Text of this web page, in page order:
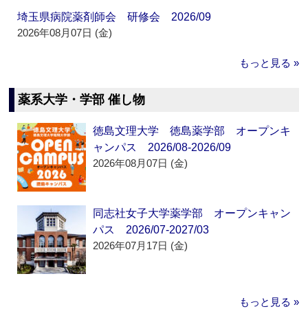
埼玉県病院薬剤師会 研修会 2026/09
2026年08月07日 (金)
もっと見る »
薬系大学・学部 催し物
徳島文理大学 徳島薬学部 オープンキ
ャンパス 2026/08-2026/09
2026年08月07日 (金)
同志社女子大学薬学部 オープンキャン
パス 2026/07-2027/03
2026年07月17日 (金)
もっと見る »